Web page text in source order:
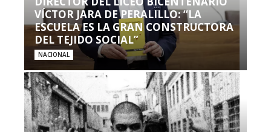
VÍCTOR JARA DE PERALILLO: “LA
ESCUELA ES LA GRAN CONSTRUCTORA
DEL TEJIDO SOCIAL”
NACIONAL